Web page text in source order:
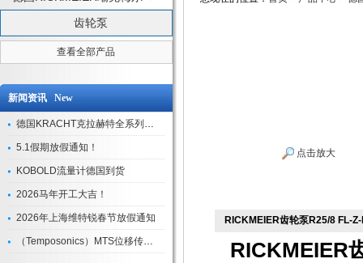
齿轮泵
查看全部产品
新闻资讯 New
德国KRACHT克拉赫特全系列现货库存
5.1假期放假通知！
KOBOLD流量计德国到货
2026马年开工大吉！
2026年上海维特锐春节放假通知
（Temposonics）MTS位移传感器现货库存型号
点击放大
RICKMEIER齿轮泵R25/8 FL-
RICKMEIER